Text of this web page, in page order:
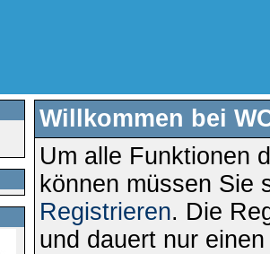
Willkommen bei
Um alle Funktionen
können müssen Sie
Registrieren. Die
und dauert nur